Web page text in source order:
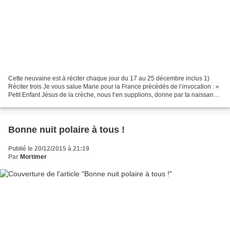
Cette neuvaine est à réciter chaque jour du 17 au 25 décembre inclus 1)
Réciter trois Je vous salue Marie pour la France précédés de l’invocation : «
Petit Enfant Jésus de la crèche, nous t’en supplions, donne par ta naissance
Bonne nuit polaire à tous !
Publié le 20/12/2015 à 21:19
Par Mortimer